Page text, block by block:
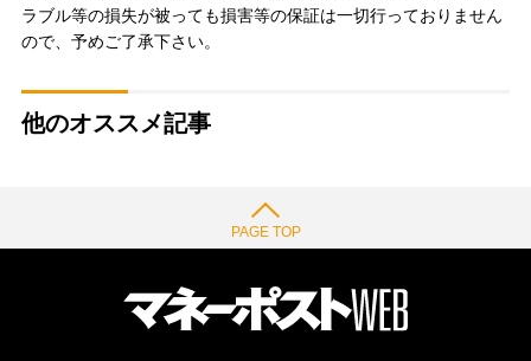
ラブル等の損失が被っても損害等の保証は一切行っておりません
ので、予めご了承下さい。
他のオススメ記事
PAGE TOP